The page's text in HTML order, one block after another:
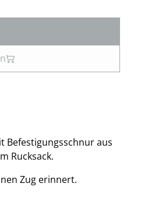
Befestigungsschnur aus
Rucksack.
Zug erinnert.